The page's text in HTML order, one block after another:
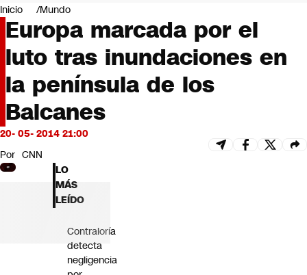
Negocios
Deportes
Programas completos
Cultura
Servicios
Bits
CNN Data
CNN tiempo
Futuro 360
Inicio Mundo
Europa marcada por el
luto tras inundaciones en
la península de los
Balcanes
20- 05- 2014 21:00
Por CNN
LO
MÁS
LEÍDO
Contraloría
detecta
negligencia